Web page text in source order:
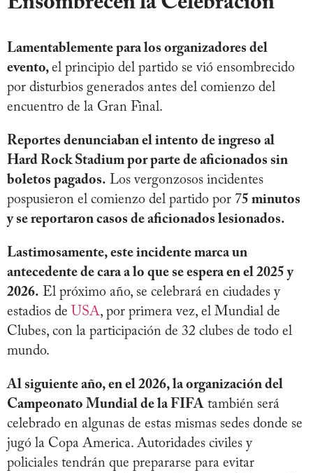
Lamentablemente para los organizadores del
evento, el principio del partido se vió ensombrecido
por disturbios generados antes del comienzo del
encuentro de la Gran Final.
Reportes denunciaban el intento de ingreso al
Hard Rock Stadium por parte de aficionados sin
boletos pagados. Los vergonzosos incidentes
pospusieron el comienzo del partido por 75 minutos
y se reportaron casos de aficionados lesionados.
Lastimosamente, este incidente marca un
antecedente de cara a lo que se espera en el 2025 y
2026. El próximo año, se celebrará en ciudades y
estadios de USA, por primera vez, el Mundial de
Clubes, con la participación de 32 clubes de todo el
mundo.
Al siguiente año, en el 2026, la organización del
Campeonato Mundial de la FIFA también será
celebrado en algunas de estas mismas sedes donde se
jugó la Copa America. Autoridades civiles y
policiales tendrán que prepararse para evitar